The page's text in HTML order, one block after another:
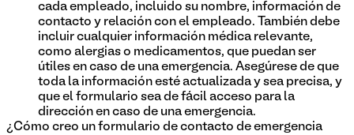
cada empleado, incluido su nombre, información de
contacto y relación con el empleado. También debe
incluir cualquier información médica relevante,
como alergias o medicamentos, que puedan ser
útiles en caso de una emergencia. Asegúrese de que
toda la información esté actualizada y sea precisa, y
que el formulario sea de fácil acceso para la
dirección en caso de una emergencia.
¿Cómo creo un formulario de contacto de emergencia